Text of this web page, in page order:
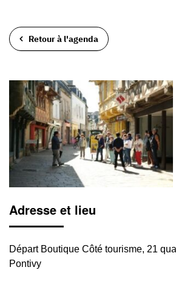
Retour à l'agenda
Adresse et lieu
Départ Boutique Côté tourisme, 21
Pontivy